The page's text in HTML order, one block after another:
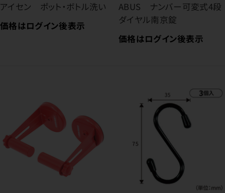
アイセン ポット・ボトル洗い
価格はログイン後表示
ABUS ナンバー可変式4段
ダイヤル南京錠
価格はログイン後表示